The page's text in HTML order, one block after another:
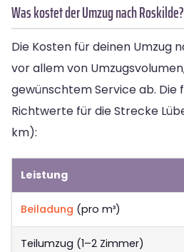
Was kostet der Umzug nach Roskilde?
Die Kosten für deinen Umzug
vor allem von
gewünschtem Service ab. Die
Richtwerte für die Strecke
km):
Leistung
Beiladung (pro m³)
Teilumzug (1–2 Zimmer)